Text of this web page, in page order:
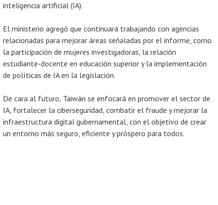
inteligencia artificial (IA).
El ministerio agregó que continuará trabajando con agencias
relacionadas para mejorar áreas señaladas por el informe, como
la participación de mujeres investigadoras, la relación
estudiante-docente en educación superior y la implementación
de políticas de IA en la legislación.
De cara al futuro, Taiwán se enfocará en promover el sector de
IA, fortalecer la ciberseguridad, combatir el fraude y mejorar la
infraestructura digital gubernamental, con el objetivo de crear
un entorno más seguro, eficiente y próspero para todos.